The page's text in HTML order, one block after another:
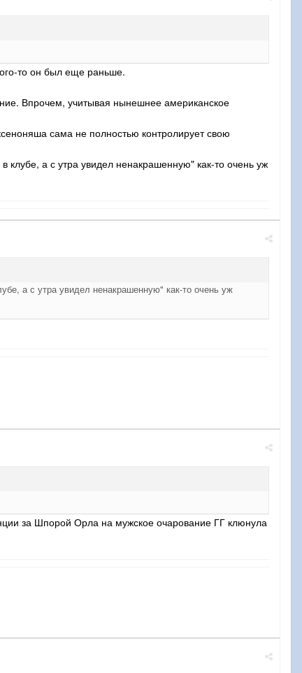
то он был еще раньше.
Впрочем, учитывая нынешнее американское
сама не полностью контролирует свою
клубе, а с утра увидел ненакрашенную" как-то очень уж
а с утра увидел ненакрашенную" как-то очень уж
за Шпорой Орла на мужское очарование ГГ клюнула